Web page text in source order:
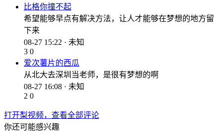
比格你撞不起
希望能够早点有解决方法，让人才能够在梦想的地方留
下来
08-27 15:22 · 未知
3 0
爱次薯片的西瓜
从北大去深圳当老师，是很有梦想的啊
08-27 16:08 · 未知
2 0
打开梨视频，查看全部评论
你还可能感兴趣